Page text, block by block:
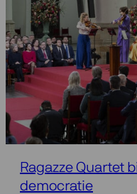
Ragazze Quartet
democratie